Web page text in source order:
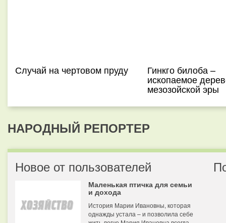
Случай на чертовом пруду Гинкго билоба –
ископаемое
мезозойской эры
НАРОДНЫЙ РЕПОРТЕР
Новое от пользователей
Маленькая птичка для семьи
и дохода
История Марии Ивановны, которая
однажды устала – и позволила себе